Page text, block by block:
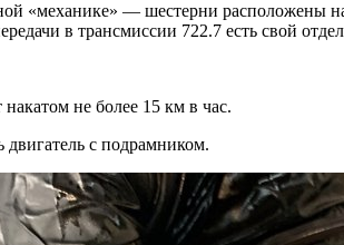
«механике» — шестерни расположены
в трансмиссии 722.7 есть свой
не более 15 км в час.
с подрамником.